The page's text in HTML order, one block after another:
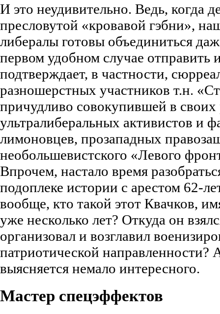
И это неудивительно. Ведь, когда
пресловутой «кровавой гэбни»,
либералы готовы объединиться
первом удобном случае отправить
подтверждает, в частности,
разношерстных участников т.н.
причудливо совокупившей в своих
ультралиберальных активистов и
лимоновцев, прозападных
необольшевистского «Левого
Впрочем, настало время
подоплеке истории с арестом 62-
вообще, кто такой этот Квачков,
уже несколько лет? Откуда он
организовал и возглавил
патриотической направленности?
выясняется немало интересного.
Мастер спецэффектов